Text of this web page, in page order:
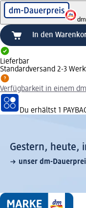
In den
Lieferbar
Standardversand 2-3
Verfügbarkeit in einem
Du erhältst 1
Gestern, heute,
unser dm-